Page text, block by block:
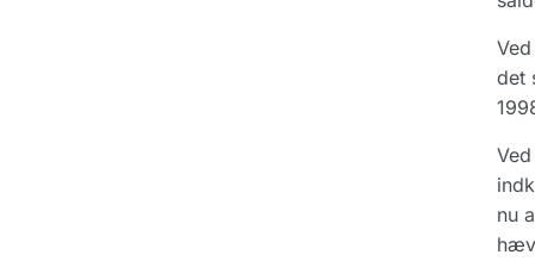
det
nu